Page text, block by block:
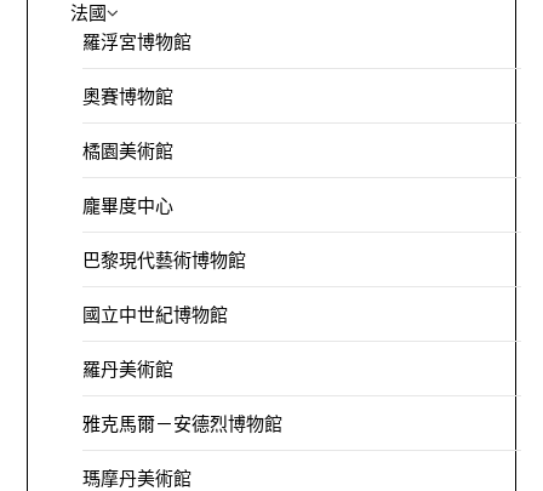
法國
羅浮宮博物館
奧賽博物館
橘園美術館
龐畢度中心
巴黎現代藝術博物館
國立中世紀博物館
羅丹美術館
雅克馬爾－安德烈博物館
瑪摩丹美術館